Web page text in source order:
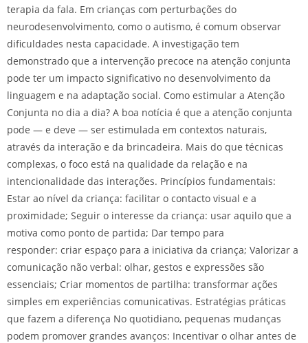
terapia da fala. Em crianças com perturbações do
neurodesenvolvimento, como o autismo, é comum observar
dificuldades nesta capacidade. A investigação tem
demonstrado que a intervenção precoce na atenção conjunta
pode ter um impacto significativo no desenvolvimento da
linguagem e na adaptação social. Como estimular a Atenção
Conjunta no dia a dia? A boa notícia é que a atenção conjunta
pode — e deve — ser estimulada em contextos naturais,
através da interação e da brincadeira. Mais do que técnicas
complexas, o foco está na qualidade da relação e na
intencionalidade das interações. Princípios fundamentais:
Estar ao nível da criança: facilitar o contacto visual e a
proximidade; Seguir o interesse da criança: usar aquilo que a
motiva como ponto de partida; Dar tempo para
responder: criar espaço para a iniciativa da criança; Valorizar a
comunicação não verbal: olhar, gestos e expressões são
essenciais; Criar momentos de partilha: transformar ações
simples em experiências comunicativas. Estratégias práticas
que fazem a diferença No quotidiano, pequenas mudanças
podem promover grandes avanços: Incentivar o olhar antes de